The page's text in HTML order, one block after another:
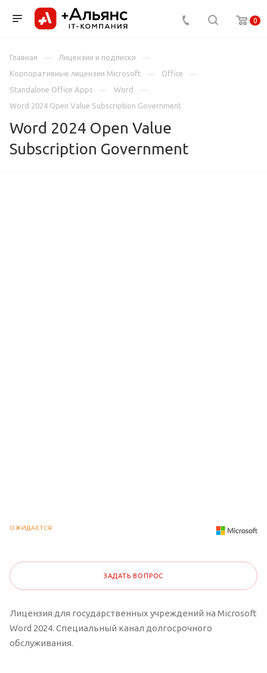
0
Главная
Лицензии и подписки
Корпоративные лицензии Microsoft
Office
Standalone Office Apps
Word
Word 2024 Open Value Subscription Government
Word 2024 Open Value
Subscription Government
ОЖИДАЕТСЯ
ЗАДАТЬ ВОПРОС
Лицензия для государственных учреждений на Microsoft
Word 2024. Специальный канал долгосрочного
обслуживания.